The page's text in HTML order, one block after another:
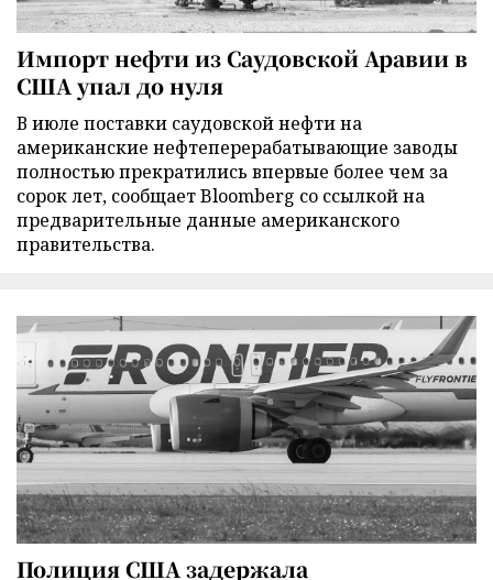
Импорт нефти из Саудовской Аравии в
США упал до нуля
В июле поставки саудовской нефти на
американские нефтеперерабатывающие заводы
полностью прекратились впервые более чем за
сорок лет, сообщает Bloomberg со ссылкой на
предварительные данные американского
правительства.
Полиция США задержала